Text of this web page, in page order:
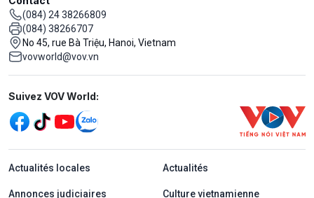
(084) 24 38266809
(084) 38266707
No 45, rue Bà Triệu, Hanoi, Vietnam
vovworld@vov.vn
Mạng xã hội
Suivez VOV World:
menu footer tiếng Pháp
Actualités locales Actualités
Annonces judiciaires Culture vietnamienne